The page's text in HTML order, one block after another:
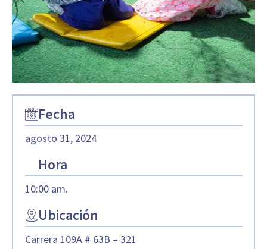
Fecha
agosto 31, 2024
Hora
10:00 am.
Ubicación
Carrera 109A # 63B – 321